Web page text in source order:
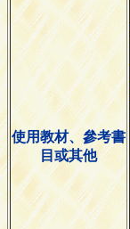
使用教材、參考書
目或其他